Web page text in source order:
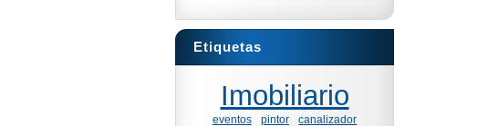
Etiquetas
Imobiliario
eventos pintor
canalizador